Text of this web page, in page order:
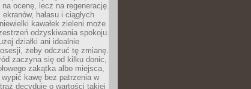
ocenę, lecz na regenerację.
hałasu i ciągłych
kawałek zieleni może
odzyskiwania spokoju.
działki ani idealnie
żeby odczuć tę zmianę.
zaczyna się od kilku donic,
zakątka albo miejsca,
kawę bez patrzenia w
decyduje o wartości takiej